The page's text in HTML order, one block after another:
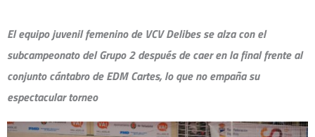
El equipo juvenil femenino de VCV Delibes se alza con el
subcampeonato del Grupo 2 después de caer en la final frente al
conjunto cántabro de EDM Cartes, lo que no empaña su
espectacular torneo